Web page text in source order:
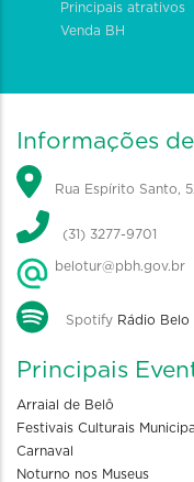
Principais atrativos
Venda BH
Informações
Rua Espírito Santo,
(31) 3277-9701
belotur@pbh.gov.br
Spotify Rádio
Principais
Arraial de Belô
Festivais Culturais
Carnaval
Noturno nos Museus